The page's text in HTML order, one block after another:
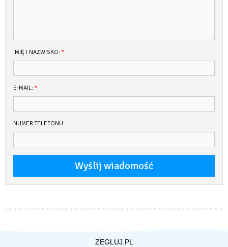
IMIĘ I NAZWISKO: *
E-MAIL: *
NUMER TELEFONU:
ZEGLUJ.PL